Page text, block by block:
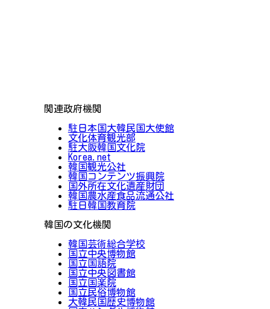
関連政府機関
駐日本国大韓民国大使館
文化体育観光部
駐大阪韓国文化院
Korea.net
韓国観光公社
韓国コンテンツ振興院
国外所在文化遺産財団
韓国農水産食品流通公社
駐日韓国教育院
韓国の文化機関
韓国芸術総合学校
国立中央博物館
国立国語院
国立中央図書館
国立国楽院
国立民俗博物館
大韓民国歴史博物館